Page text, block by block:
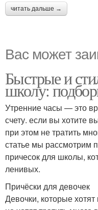
читать дальше →
Вас может
Быстрые и
школу:
Утренние часы — это
счету. если вы хотите
при этом не тратить
статье мы рассмотрим
причесок для школы,
ленивых.
Причёски для девочек
Девочки, которые